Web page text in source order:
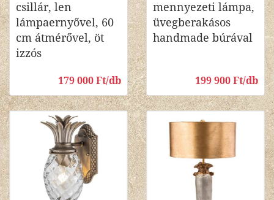
csillár, len
lámpaernyővel, 60
cm átmérővel, öt
izzós
179 000 Ft/db
mennyezeti lámpa,
üvegberakásos
handmade búrával
199 900 Ft/db